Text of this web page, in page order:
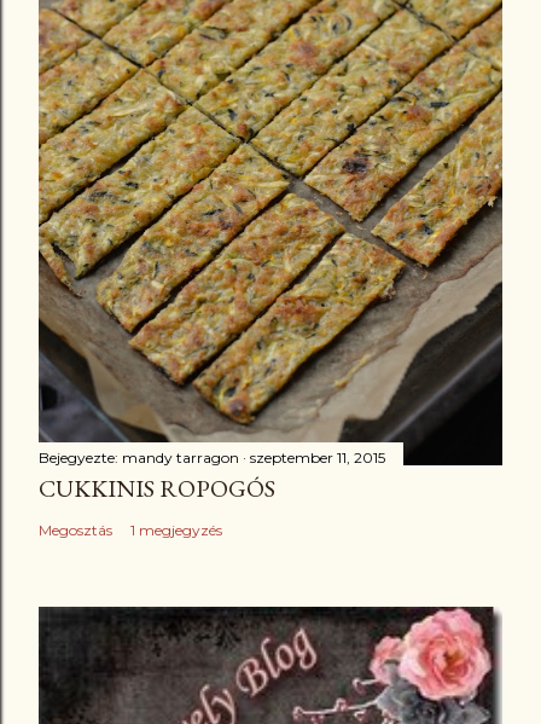
Bejegyezte: mandy tarragon szeptember 11, 2015
CUKKINIS ROPOGÓS
Megosztás 1 megjegyzés